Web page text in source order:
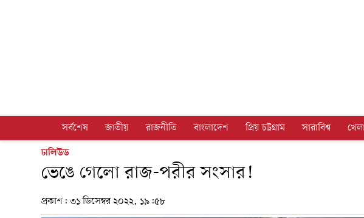
সর্বশেষ জাতীয় রাজনীতি বাংলাদেশ প্রিয় চট্টগ্রাম সারাবিশ্ব
ঢালিউড
ভেঙে গেলো রাজ-পরীর সংসার!
প্রকাশ: ৩১ ডিসেম্বর ২০২২, ১৯:৫৮